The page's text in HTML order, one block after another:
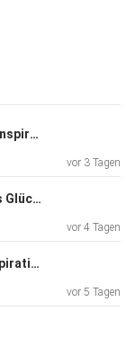
Vedanta Aphorismen – Tägliche Inspiration
vor 3 Tagen
Höre die dreifache Einteilung des Glücks – Bhagavad Gita XVIII 36
vor 4 Tagen
Analogie des Atem - Tägliche Inspiration
vor 5 Tagen